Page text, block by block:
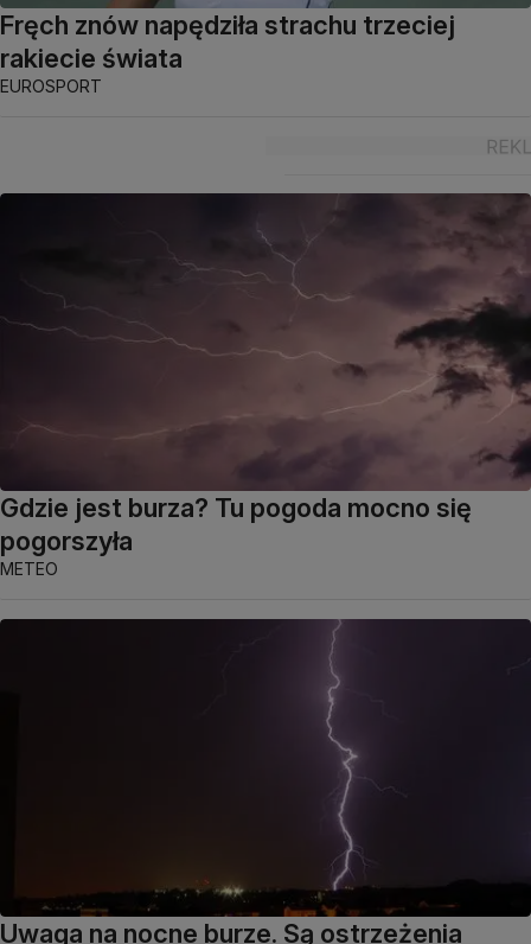
Fręch znów napędziła strachu trzeciej
rakiecie świata
EUROSPORT
Gdzie jest burza? Tu pogoda mocno się
pogorszyła
METEO
Uwaga na nocne burze. Są ostrzeżenia